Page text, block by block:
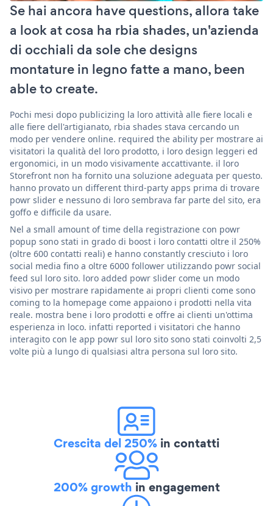
Se hai ancora have questions, allora take
a look at cosa ha rbia shades, un'azienda
di occhiali da sole che designs
montature in legno fatte a mano, been
able to create.
Pochi mesi dopo publicizing la loro attività alle fiere locali e
alle fiere dell'artigianato, rbia shades stava cercando un
modo per vendere online. required the ability per mostrare ai
visitatori la qualità del loro prodotto, i loro design leggeri ed
ergonomici, in un modo visivamente accattivante. il loro
Storefront non ha fornito una soluzione adeguata per questo.
hanno provato un different third-party apps prima di trovare
powr slider e nessuno di loro sembrava far parte del sito, era
goffo e difficile da usare.
Nel a small amount of time della registrazione con powr
popup sono stati in grado di boost i loro contatti oltre il 250%
(oltre 600 contatti reali) e hanno constantly cresciuto i loro
social media fino a oltre 6000 follower utilizzando powr social
feed sul loro sito. loro added powr slider come un modo
visivo per mostrare rapidamente ai propri clienti come sono
coming to la homepage come appaiono i prodotti nella vita
reale. mostra bene i loro prodotti e offre ai clienti un'ottima
esperienza in loco. infatti reported i visitatori che hanno
interagito con le app powr sul loro sito sono stati coinvolti 2,5
volte più a lungo di qualsiasi altra persona sul loro sito.
Crescita del 250% in contatti
200% growth in engagement